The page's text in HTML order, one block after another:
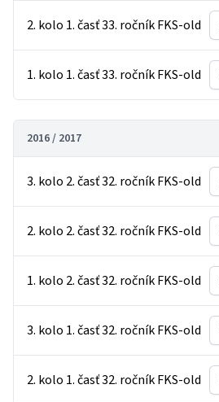
2. kolo 1. časť 33. ročník FKS-old
1. kolo 1. časť 33. ročník FKS-old
2016 / 2017
3. kolo 2. časť 32. ročník FKS-old
2. kolo 2. časť 32. ročník FKS-old
1. kolo 2. časť 32. ročník FKS-old
3. kolo 1. časť 32. ročník FKS-old
2. kolo 1. časť 32. ročník FKS-old